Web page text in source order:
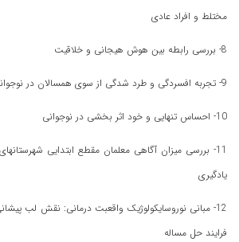
مختلط و افراد عادی
8- بررسی رابطه بین هوش هیجانی و خلاقیت
9- تجربه افسردگی و طرد شدگی از سوی همسالان در نوجوانان دارای بیماری مزمن
10- احساس تنهایی و خود اثر بخشی در نوجوانی
11- بررسی میزان آگاهی معلمان مقطع ابتدایی شهرستانهای
یادگیری
12- مبانی نوروسایکولوژیک واقعبت درمانی: نقش لب
فرایند حل مساله